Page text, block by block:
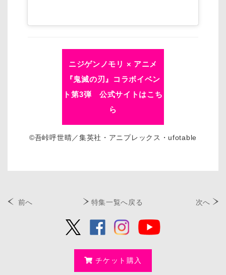
ニジゲンノモリ × アニメ
『鬼滅の刃』コラボイベン
ト第3弾 公式サイトはこち
ら
©吾峠呼世晴／集英社・アニプレックス・ufotable
前へ 特集一覧へ戻る 次へ
チケット購入